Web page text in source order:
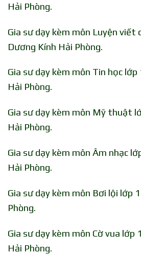
Hải Phòng.
Gia sư dạy kèm môn Luyện viết
Dương Kính Hải Phòng.
Gia sư dạy kèm môn Tin học
Hải Phòng.
Gia sư dạy kèm môn Mỹ thuật
Hải Phòng.
Gia sư dạy kèm môn Âm nhạc
Hải Phòng.
Gia sư dạy kèm môn Bơi lội lớp
Phòng.
Gia sư dạy kèm môn Cờ vua lớp
Hải Phòng.